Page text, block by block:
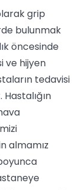
grip
bulunmak
öncesinde
ve hijyen
tedavisi
almamız